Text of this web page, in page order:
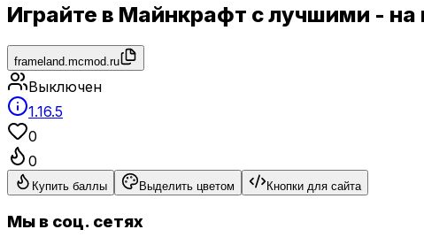
Играйте в Майнкрафт с лучшими -
frameland.mcmod.ru
Выключен
1.16.5
0
0
Купить баллы Выделить цветом Кнопки для сайта
Мы в соц. сетях